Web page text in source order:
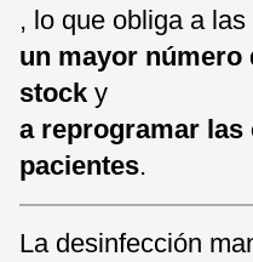
, lo que obliga a
un mayor número
stock y
a reprogramar las
pacientes.
La desinfección